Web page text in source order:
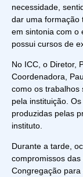
necessidade,
dar uma formação
em sintonia com o
possui cursos de
No ICC, o Diretor,
Coordenadora,
como os trabalhos
pela instituição.
produzidas pelas
instituto.
Durante a tarde,
compromissos
Congregação